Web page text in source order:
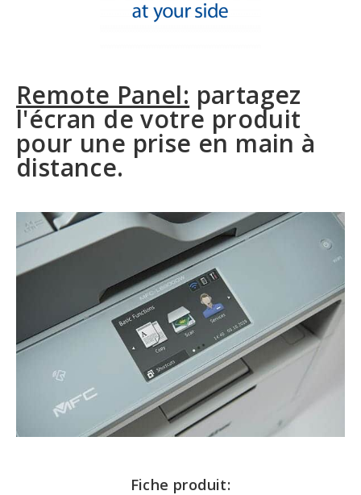
Remote Panel: partagez
l'écran de votre produit
pour une prise en main à
distance.
Fiche produit: